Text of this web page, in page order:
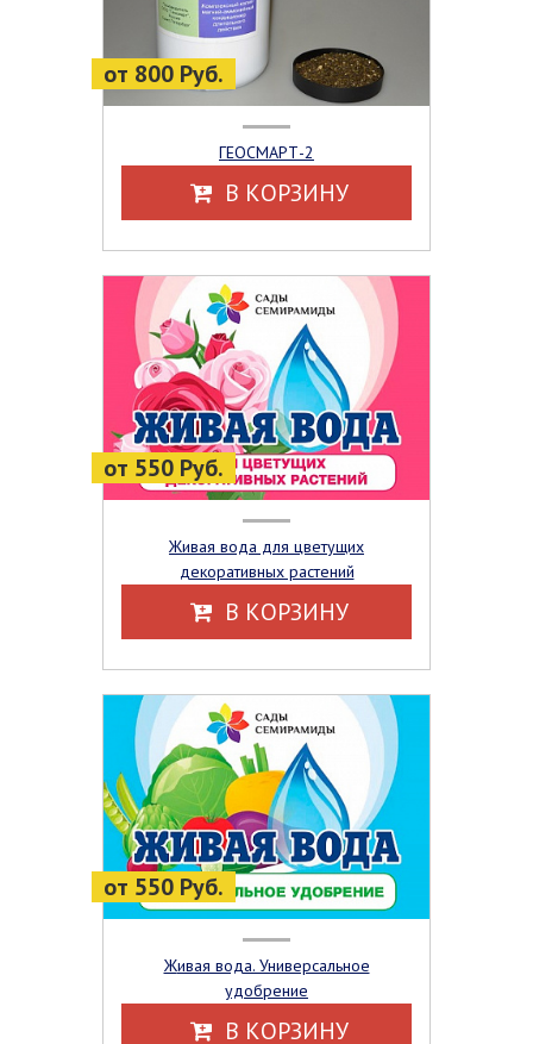
от 800 Руб.
ГЕОСМАРТ-2
В КОРЗИНУ
от 550 Руб.
Живая вода для цветущих
декоративных растений
В КОРЗИНУ
от 550 Руб.
Живая вода. Универсальное
удобрение
В КОРЗИНУ